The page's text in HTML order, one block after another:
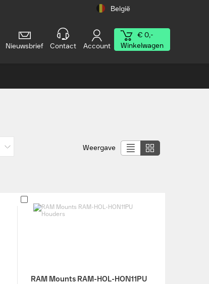
België
Nieuwsbrief Contact Account
€ 0,-
Winkelwagen
Weergave
RAM Mounts RAM-HOL-HON11PU